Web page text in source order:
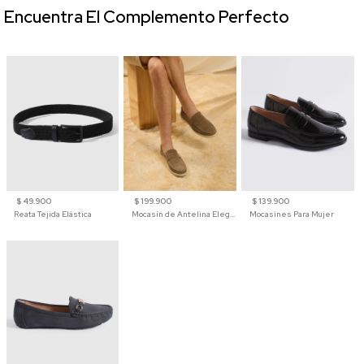
$ 49.900
Reata Tejida Elástica
$ 199.900
Mocasín de Antelina Elegante con Suela de Contraste Para Hombre
$ 139.900
Mocasines Para Mujer
Encuentra El Complemento Perfecto